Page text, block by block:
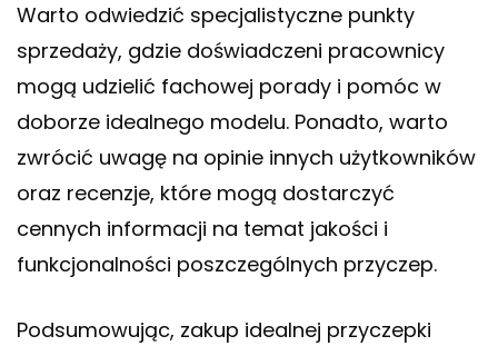
Warto odwiedzić specjalistyczne punkty
sprzedaży, gdzie doświadczeni pracownicy
mogą udzielić fachowej porady i pomóc w
doborze idealnego modelu. Ponadto, warto
zwrócić uwagę na opinie innych użytkowników
oraz recenzje, które mogą dostarczyć
cennych informacji na temat jakości i
funkcjonalności poszczególnych przyczep.
Podsumowując, zakup idealnej przyczepki